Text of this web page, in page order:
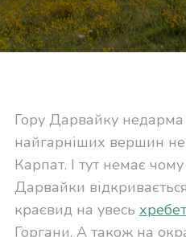
Гору Дарвайку
найгарніших вершин не
Карпат. І тут немає
Дарвайки
краєвид на увесь
Горгани. А також на